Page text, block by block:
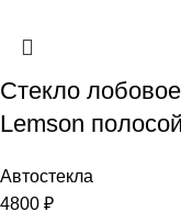
Стекло
Lemson
Автостекла
4800 ₽